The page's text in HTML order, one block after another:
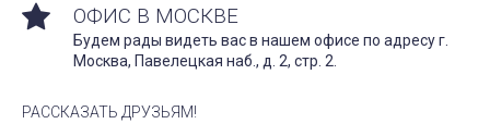
ОФИС В МОСКВЕ
Будем рады видеть вас в нашем офисе по адресу г.
Москва, Павелецкая наб., д. 2, стр. 2.
РАССКАЗАТЬ ДРУЗЬЯМ!